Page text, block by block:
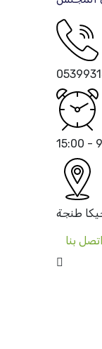
طنجة
اتصل بنا